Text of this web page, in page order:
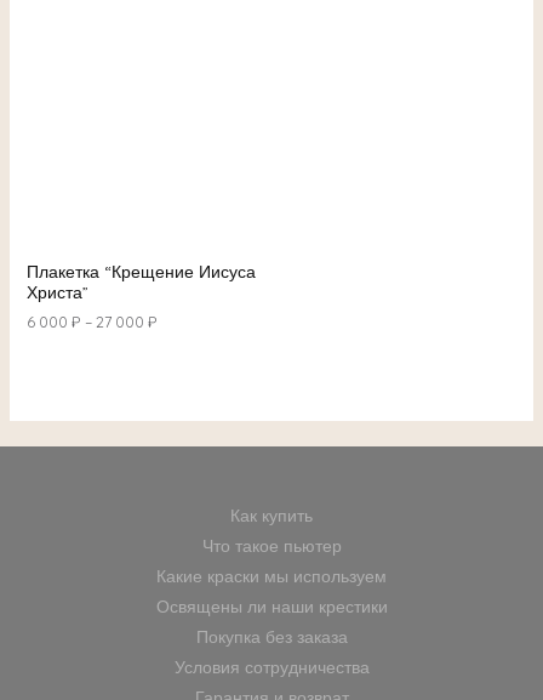
Плакетка “Крещение Иисуса
Христа”
6 000 ₽ –27 000 ₽
Как купить
Что такое пьютер
Какие краски мы используем
Освящены ли наши крестики
Покупка без заказа
Условия сотрудничества